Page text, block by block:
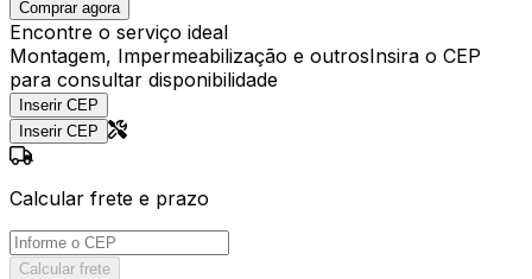
Comprar agora
Encontre o serviço ideal
Montagem, Impermeabilização e outrosInsira o CEP
para consultar disponibilidade
Inserir CEP
Inserir CEP
Calcular frete e prazo
Calcular frete